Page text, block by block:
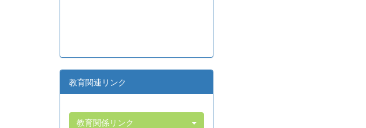
教育関連リンク
教育関係リンク